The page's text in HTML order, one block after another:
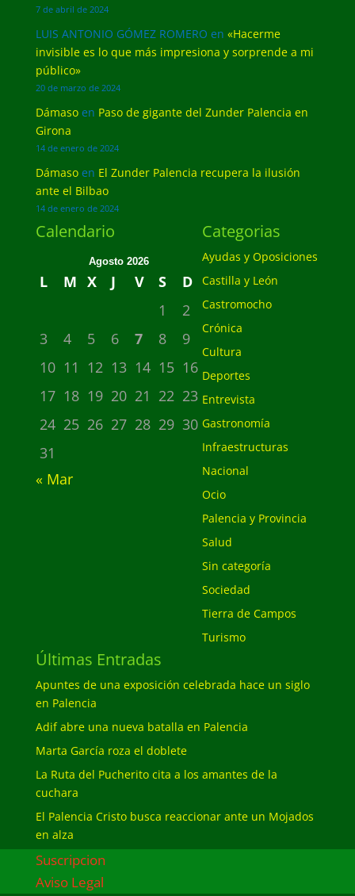
7 de abril de 2024
LUIS ANTONIO GÓMEZ ROMERO en «Hacerme
invisible es lo que más impresiona y sorprende a mi
público»
20 de marzo de 2024
Dámasoen Paso de gigante del Zunder Palencia en
Girona
14 de enero de 2024
Dámasoen El Zunder Palencia recupera la ilusión
ante el Bilbao
14 de enero de 2024
Calendario
Agosto 2026
L M X J V S
D
1
2
3
4 5 6 7 8
9
10 11 12 13 14 15 16
17 18 19 20 21 22 23
24 25 26 27 28 29 30
31
« Mar
Categorias
Ayudas y Oposiciones
Castilla y León
Castromocho
Crónica
Cultura
Deportes
Entrevista
Gastronomía
Infraestructuras
Nacional
Ocio
Palencia y Provincia
Salud
Sin categoría
Sociedad
Tierra de Campos
Turismo
Últimas Entradas
Apuntes de una exposición celebrada hace un siglo
en Palencia
Adif abre una nueva batalla en Palencia
Marta García roza el doblete
La Ruta del Pucherito cita a los amantes de la
cuchara
El Palencia Cristo busca reaccionar ante un Mojados
en alza
Suscripcion
Aviso Legal